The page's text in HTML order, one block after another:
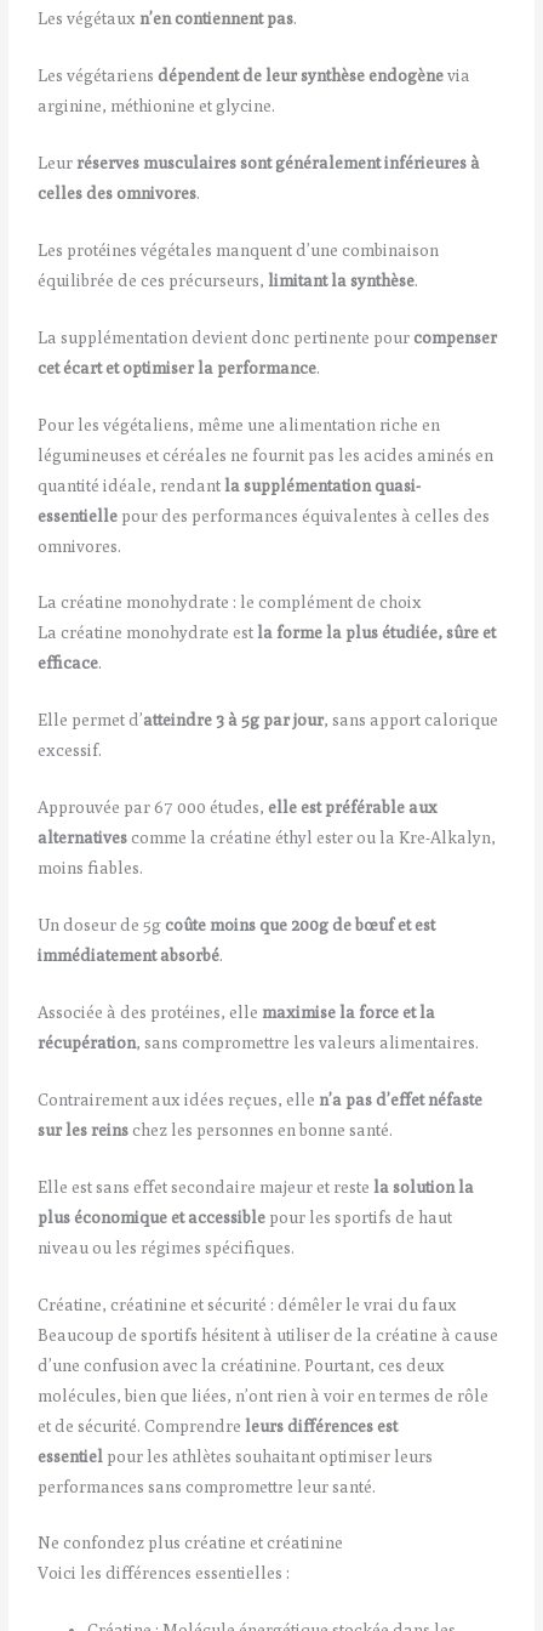
Les végétaux n’en contiennent pas.
Les végétariensdépendent de leur synthèse endogènevia
arginine, méthionine et glycine.
Leur réserves musculaires sont généralement inférieures à
celles des omnivores.
Les protéines végétales manquent d’une combinaison
équilibrée de ces précurseurs, limitant la synthèse.
La supplémentation devient donc pertinente pourcompenser
cet écart et optimiser la performance.
Pour les végétaliens, même une alimentation riche en
légumineuses et céréales ne fournit pas les acides aminés en
quantité idéale, rendant la supplémentation quasi-
essentielle pour des performances équivalentes à celles des
omnivores.
La créatine monohydrate : le complément de choix
La créatine monohydrate est la forme la plus étudiée, sûre et
efficace.
Elle permet d’atteindre 3 à 5g par jour, sans apport calorique
excessif.
Approuvée par 67 000 études,elle est préférable aux
alternativescomme la créatine éthyl ester ou la Kre-Alkalyn,
moins fiables.
Un doseur de 5gcoûte moins que 200g de bœuf et est
immédiatement absorbé.
Associée à des protéines, elle maximise la force et la
récupération, sans compromettre les valeurs alimentaires.
Contrairement aux idées reçues, elle n’a pas d’effet néfaste
sur les reinschez les personnes en bonne santé.
Elle est sans effet secondaire majeur et reste la solution la
plus économique et accessible pour les sportifs de haut
niveau ou les régimes spécifiques.
Créatine, créatinine et sécurité : démêler le vrai du faux
Beaucoup de sportifs hésitent à utiliser de la créatine à cause
d’une confusion avec la créatinine. Pourtant, ces deux
molécules, bien que liées, n’ont rien à voir en termes de rôle
et de sécurité. Comprendre leurs différences est
essentiel pour les athlètes souhaitant optimiser leurs
performances sans compromettre leur santé.
Ne confondez plus créatine et créatinine
Voici les différences essentielles :